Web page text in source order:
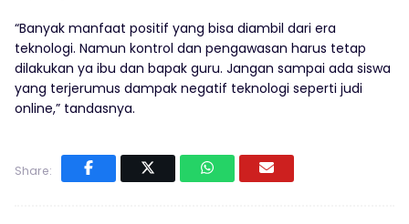
“Banyak manfaat positif yang bisa diambil dari era
teknologi. Namun kontrol dan pengawasan harus tetap
dilakukan ya ibu dan bapak guru. Jangan sampai ada siswa
yang terjerumus dampak negatif teknologi seperti judi
online,” tandasnya.
Share: